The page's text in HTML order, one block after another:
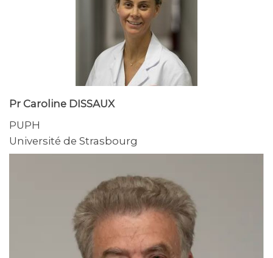
Pr Caroline DISSAUX
PUPH
Université de Strasbourg